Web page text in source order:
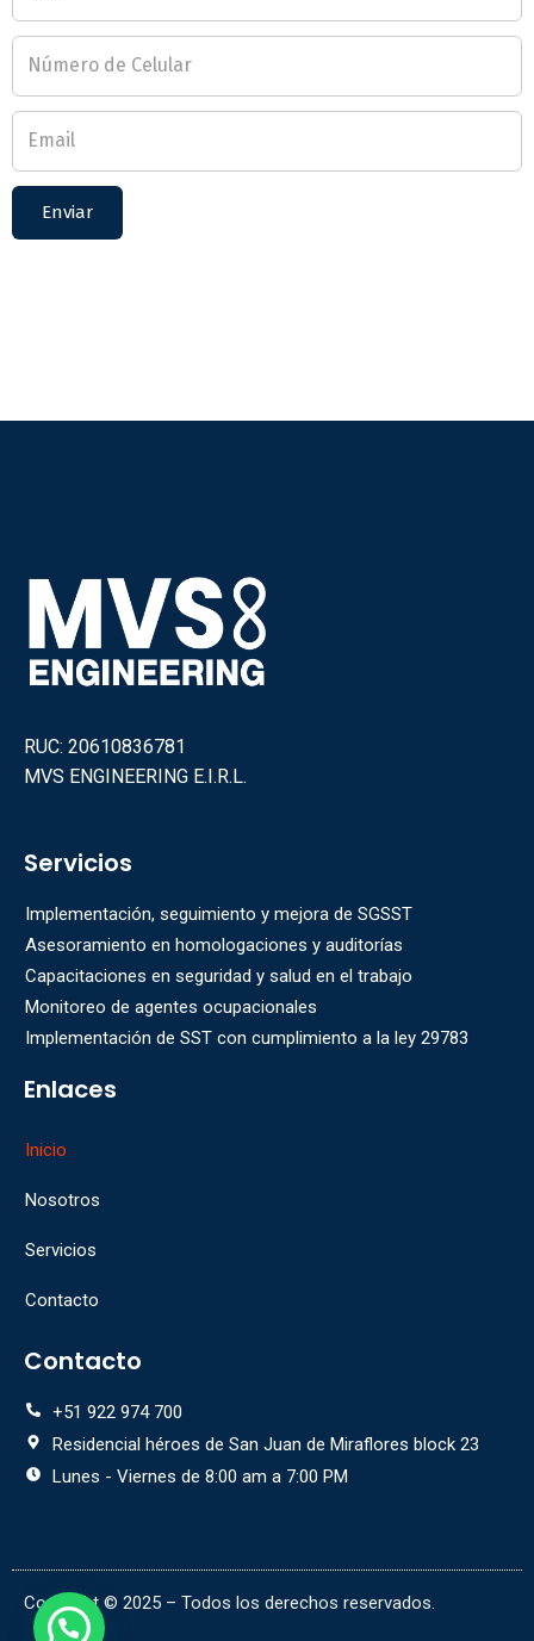
RUC: 20610836781
MVS ENGINEERING E.I.R.L.
Servicios
Implementación, seguimiento y mejora de SGSST
Asesoramiento en homologaciones y auditorías
Capacitaciones en seguridad y salud en el trabajo
Monitoreo de agentes ocupacionales
Implementación de SST con cumplimiento a la ley 29783
Enlaces
Inicio
Nosotros
Servicios
Contacto
Contacto
+51 922 974 700
Residencial héroes de San Juan de Miraflores block 23
Lunes - Viernes de 8:00 am a 7:00 PM
Copyright © 2025 – Todos los derechos reservados.